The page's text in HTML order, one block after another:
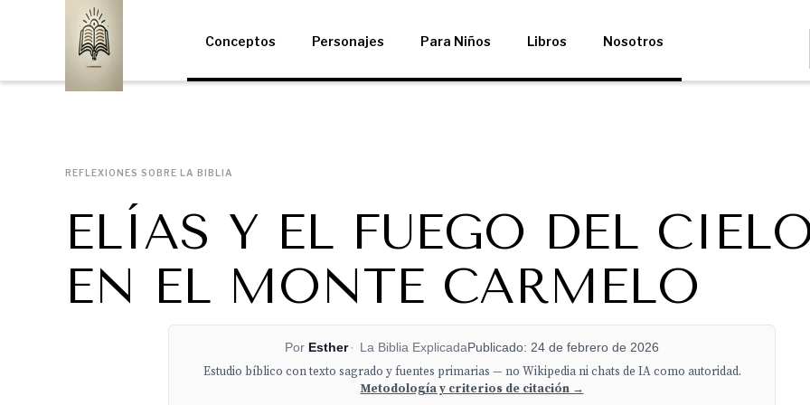
Conceptos Personajes Para Niños Libros Nosotros
REFLEXIONES SOBRE LA BIBLIA
ELÍAS Y EL FUEGO DEL
EN EL MONTE CARMELO
Por Esther · La Biblia ExplicadaPublicado: 24 de febrero de 2026
Estudio bíblico con texto sagrado y fuentes primarias — no Wikipedia ni chats de IA como autoridad.
Metodología y criterios de citación →